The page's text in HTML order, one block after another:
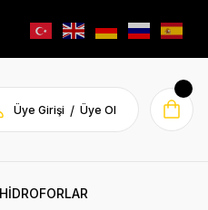
Üye Girişi / Üye Ol
HİDROFORLAR